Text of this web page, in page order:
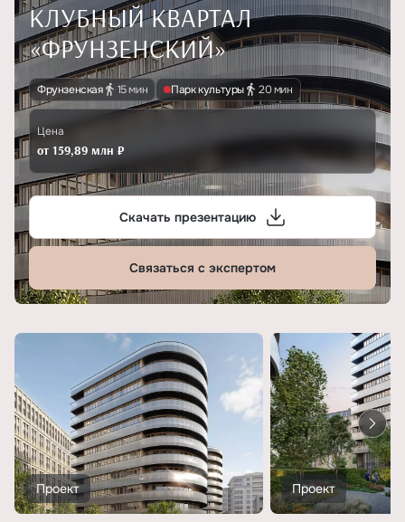
КЛУБНЫЙ КВАРТАЛ
«ФРУНЗЕНСКИЙ»
Фрунзенская 15 мин Парк культуры 20 мин
Цена
от 159,89 млн ₽
Скачать презентацию
Связаться с экспертом
Проект Проект